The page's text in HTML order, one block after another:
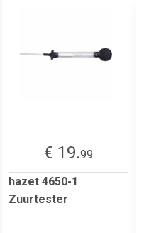
€ 19.99
hazet 4650-1
Zuurtester